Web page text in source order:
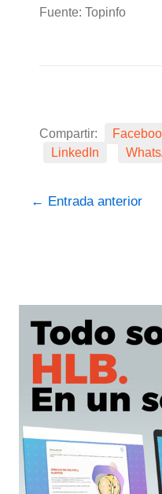
Fuente: Topinfo
Compartir:
LinkedIn
← Entrada anterior